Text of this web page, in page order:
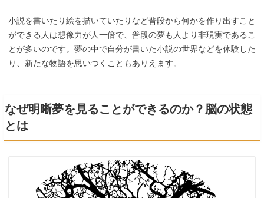
小説を書いたり絵を描いていたりなど普段から何かを作り出すこと
ができる人は想像力が人一倍で、普段の夢も人より非現実であるこ
とが多いのです。夢の中で自分が書いた小説の世界などを体験した
り、新たな物語を思いつくこともありえます。
なぜ明晰夢を見ることができるのか？脳の状態
とは